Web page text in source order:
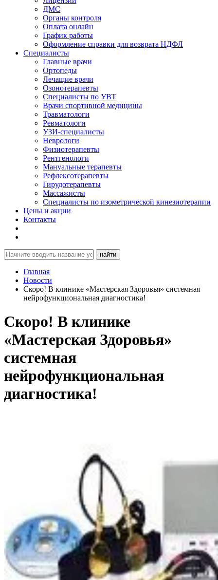
ДМС
Органы контроля
Оплата онлайн
График работы
Оформление справки для возврата НДФЛ
Специалисты
Главные врачи
Ортопеды
Лечащие врачи
Озонотерапевты
Специалисты по УВТ
Врачи спортивной медицины
Травматологи
Ревматологи
УЗИ-специалисты
Неврологи
Физиотерапевты
Рентгенологи
Мануальные терапевты
Рефлексотерапевты
Гирудотерапевты
Массажисты
Специалисты по изометрической кинезиотерапии
Цены и акции
Контакты
найти
Главная
Новости
Скоро! В клинике «Мастерская Здоровья» системная
нейрофункциональная диагностика!
Скоро! В клинике
«Мастерская Здоровья»
системная
нейрофункциональная
диагностика!